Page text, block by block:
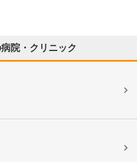
院・クリニック